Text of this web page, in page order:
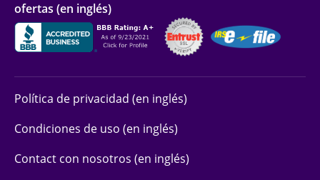
ofertas (en inglés)
Política de privacidad (en inglés)
Condiciones de uso (en inglés)
Contact con nosotros (en inglés)